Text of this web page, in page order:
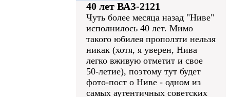
40 лет ВАЗ-2121
Чуть более месяца назад "Ниве"
исполнилось 40 лет. Мимо
такого юбилея проползти нельзя
никак (хотя, я уверен, Нива
легко вживую отметит и свое
50-летие), поэтому тут будет
фото-пост о Ниве - одном из
самых аутентичных советских